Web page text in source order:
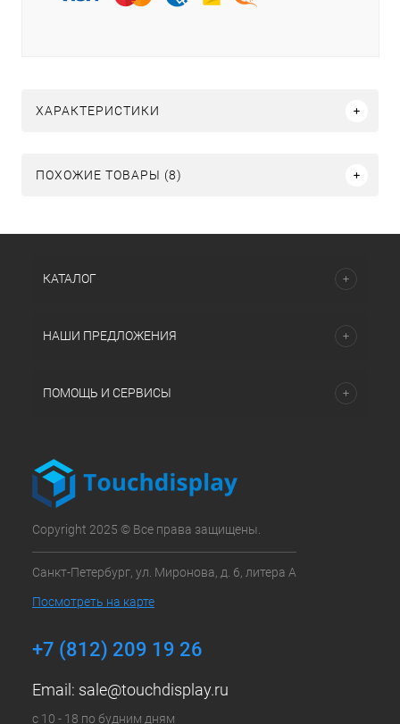
ХАРАКТЕРИСТИКИ
ПОХОЖИЕ ТОВАРЫ (8)
КАТАЛОГ
НАШИ ПРЕДЛОЖЕНИЯ
ПОМОЩЬ И СЕРВИСЫ
Copyright 2025 © Все права защищены.
Санкт-Петербург, ул. Миронова, д. 6, литера А
Посмотреть на карте
+7 (812) 209 19 26
Email: sale@touchdisplay.ru
с 10 - 18 по будним дням